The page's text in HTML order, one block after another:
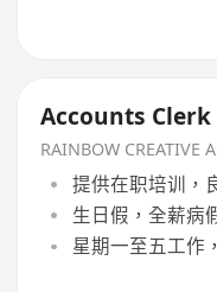
Accounts Clerk
RAINBOW CREATIVE
提供在职培训，
生日假，全薪病
星期一至五工作